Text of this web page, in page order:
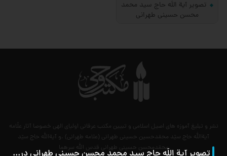
تصویر آیة اللَه حاج سید محمد
محسن حسینی طهرانی
نشر و تبلیغ آموزه های اصیل اسلامی و تبیین مکتب عرفانی اولیای الهی خصوصا آثار علّامه
آیةالله حاج سیّد محمّدحسین حسینی طهرانی (علامه طهرانی) .و آیةالله حاج سیّد
محمّدمحسن حسینی طهرانی قدس الله سرهما